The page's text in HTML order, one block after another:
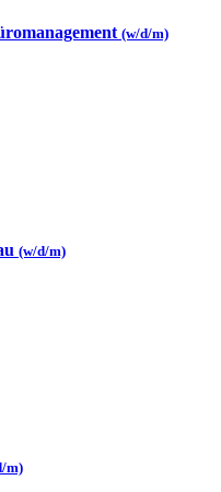
(w/d/m)
(w/d/m)
m)